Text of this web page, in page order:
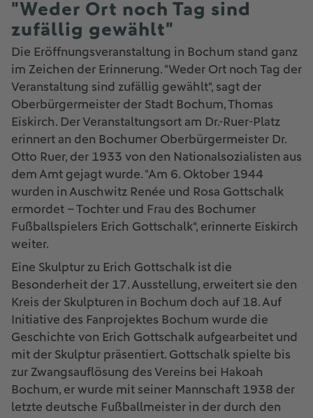
"Weder Ort noch Tag sind
zufällig gewählt"
Die Eröffnungsveranstaltung in Bochum stand ganz
im Zeichen der Erinnerung. "Weder Ort noch Tag der
Veranstaltung sind zufällig gewählt", sagt der
Oberbürgermeister der Stadt Bochum, Thomas
Eiskirch. Der Veranstaltungsort am Dr.-Ruer-Platz
erinnert an den Bochumer Oberbürgermeister Dr.
Otto Ruer, der 1933 von den Nationalsozialisten aus
dem Amt gejagt wurde. "Am 6. Oktober 1944
wurden in Auschwitz Renée und Rosa Gottschalk
ermordet – Tochter und Frau des Bochumer
Fußballspielers Erich Gottschalk", erinnerte Eiskirch
weiter.
Eine Skulptur zu Erich Gottschalk ist die
Besonderheit der 17. Ausstellung, erweitert sie den
Kreis der Skulpturen in Bochum doch auf 18. Auf
Initiative des Fanprojektes Bochum wurde die
Geschichte von Erich Gottschalk aufgearbeitet und
mit der Skulptur präsentiert. Gottschalk spielte bis
zur Zwangsauflösung des Vereins bei Hakoah
Bochum, er wurde mit seiner Mannschaft 1938 der
letzte deutsche Fußballmeister in der durch den